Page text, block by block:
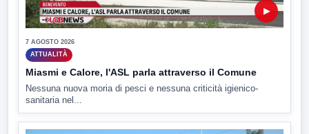
▶
7 AGOSTO 2026
ATTUALITÀ
Miasmi e Calore, l'ASL parla attraverso il Comune
Nessuna nuova moria di pesci e nessuna criticità igienico-
sanitaria nel...